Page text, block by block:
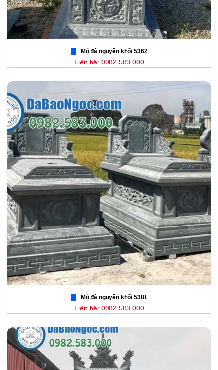
Mộ đá nguyên khối 5362
Liên hệ: 0982.583.000
Mộ đá nguyên khối 5381
Liên hệ: 0982.583.000